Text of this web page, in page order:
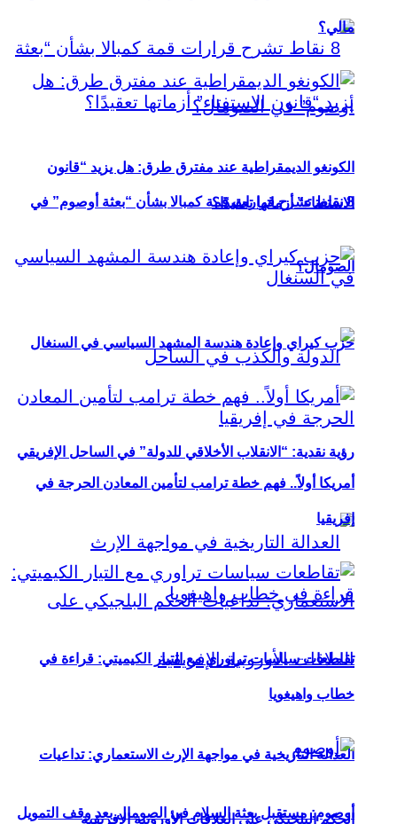
8 نقاط تشرح قرارات قمة كمبالا بشأن “بعثة أوصوم” في
الصومال؟
رؤية نقدية: “الانقلاب الأخلاقي للدولة” في الساحل الإفريقي
العدالة التاريخية في مواجهة الإرث الاستعماري: تداعيات
الحكم البلجيكي على العلاقات الأوروبية الإفريقية
مالي؟
الكونغو الديمقراطية عند مفترق طرق: هل يزيد “قانون
الاستفتاء” أزماتها تعقيدًا؟
حزب كيراي وإعادة هندسة المشهد السياسي في السنغال
أمريكا أولاً.. فهم خطة ترامب لتأمين المعادن الحرجة في
إفريقيا
تقاطعات سياسات تراوري مع التيار الكيميتي: قراءة في
خطاب واهيغويا
أوصوم: مستقبل بعثة السلام في الصومال بعد وقف التمويل